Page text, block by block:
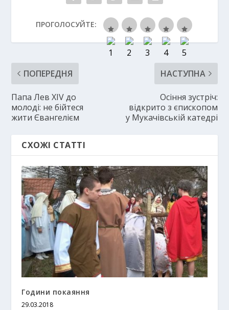
ПРОГОЛОСУЙТЕ:
ПОПЕРЕДНЯ
Папа Лев XIV до
молоді: не бійтеся
жити Євангелієм
НАСТУПНА
Осіння зустріч:
відкрито з єпископом
у Мукачівській катедрі
СХОЖІ СТАТТІ
Години покаяння
29.03.2018